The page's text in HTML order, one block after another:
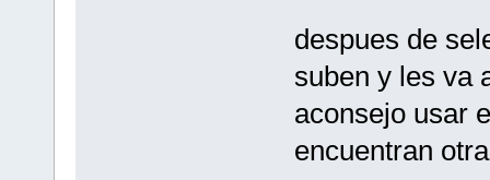
despues de
suben y les va
aconsejo usar
encuentran